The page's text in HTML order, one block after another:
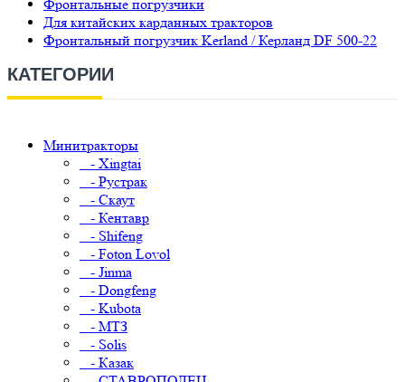
Фронтальные погрузчики
Для китайских карданных тракторов
Фронтальный погрузчик Kerland / Керланд DF 500-22
КАТЕГОРИИ
Минитракторы
- Xingtai
- Рустрак
- Скаут
- Кентавр
- Shifeng
- Foton Lovol
- Jinma
- Dongfeng
- Kubota
- МТЗ
- Solis
- Казак